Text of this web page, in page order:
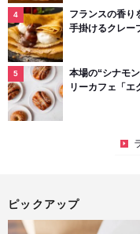
フランスの香り
手掛けるクレー
本場の“シナモ
リーカフェ「エ
ピックアップ